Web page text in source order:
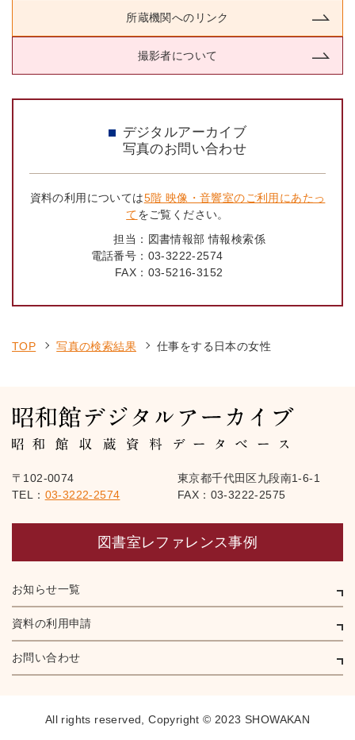
所蔵機関へのリンク
撮影者について
デジタルアーカイブ
写真のお問い合わせ
資料の利用については5階 映像・音響室のご利用にあたっ
てをご覧ください。
担当： 図書情報部 情報検索係
電話番号： 03-3222-2574
FAX： 03-5216-3152
TOP 写真の検索結果 仕事をする日本の女性
〒102-0074
東京都千代田区九段南1-6-1
TEL： 03-3222-2574 FAX：03-3222-2575
図書室レファレンス事例
お知らせ一覧
資料の利用申請
お問い合わせ
All rights reserved,Copyright © 2023 SHOWAKAN